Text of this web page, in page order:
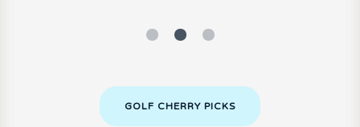
GOLF CHERRY PICKS